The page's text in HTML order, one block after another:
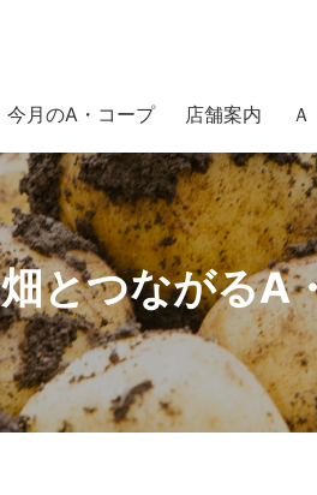
今月のA・コープ 店舗案内
畑とつながるA